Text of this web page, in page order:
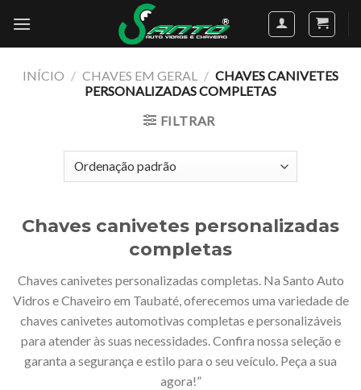
content
INÍCIO / CHAVES EM GERAL / CHAVES CANIVETES
PERSONALIZADAS COMPLETAS
FILTRAR
Chaves canivetes personalizadas
completas
Chaves canivetes personalizadas completas. Na Santo Auto
Vidros e Chaveiro em Taubaté, oferecemos uma variedade de
chaves canivetes automotivas completas e personalizáveis
para atender às suas necessidades. Confira nossa seleção e
garanta a segurança e estilo para o seu veículo. Peça a sua
agora!”